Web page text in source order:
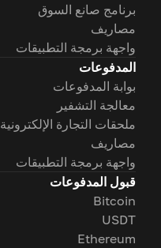
برنامج صانع السوق
مصاريف
واجهة برمجة التطبيقات
المدفوعات
بوابة المدفوعات
معالجة التشفير
ملحقات التجارة الإلكترونية
مصاريف
واجهة برمجة التطبيقات
قبول المدفوعات
Bitcoin
USDT
Ethereum